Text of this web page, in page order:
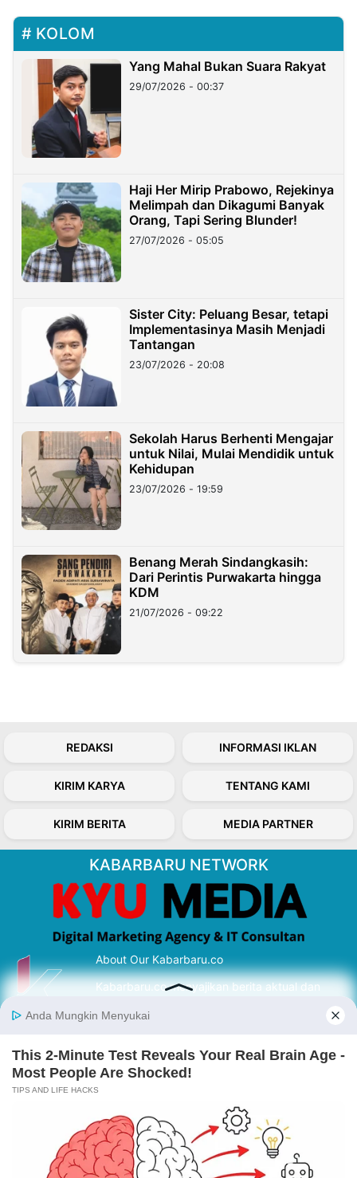
KOLOM
Yang Mahal Bukan Suara Rakyat
29/07/2026 - 00:37
Haji Her Mirip Prabowo, Rejekinya
Melimpah dan Dikagumi Banyak
Orang, Tapi Sering Blunder!
27/07/2026 - 05:05
Sister City: Peluang Besar, tetapi
Implementasinya Masih Menjadi
Tantangan
23/07/2026 - 20:08
Sekolah Harus Berhenti Mengajar
untuk Nilai, Mulai Mendidik untuk
Kehidupan
23/07/2026 - 19:59
Benang Merah Sindangkasih:
Dari Perintis Purwakarta hingga
KDM
21/07/2026 - 09:22
REDAKSI INFORMASI IKLAN
KIRIM KARYA TENTANG KAMI
KIRIM BERITA MEDIA PARTNER
KABARBARU NETWORK
About Our Kabarbaru.co
Kabarbaru.co menyajikan berita aktual dan
serta terverifikasi dari sumber yang tepat.
Follow Kabarbaru